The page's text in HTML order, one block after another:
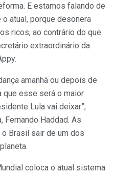
E estamos falando de
atual, porque desonera
ricos, ao contrário do que
extraordinário da
amanhã ou depois de
que esse será o maior
Lula vai deixar”,
Fernando Haddad. As
Brasil sair de um dos
coloca o atual sistema